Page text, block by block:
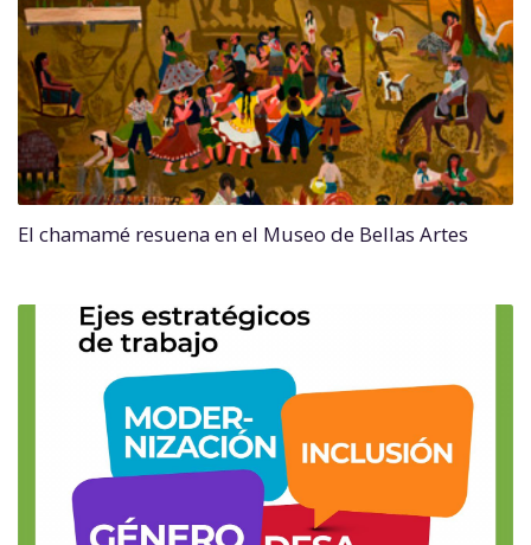
El chamamé resuena en el Museo de Bellas Artes